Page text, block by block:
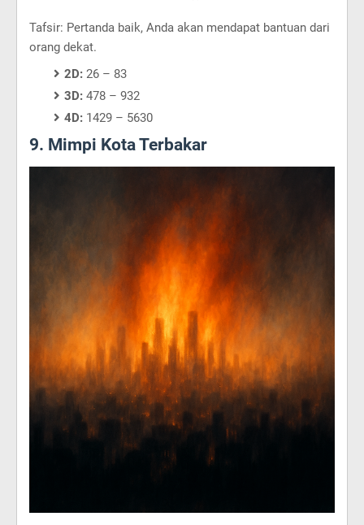
Tafsir: Pertanda baik, Anda akan mendapat bantuan dari
orang dekat.
2D: 26 – 83
3D: 478 – 932
4D: 1429 – 5630
9. Mimpi Kota Terbakar